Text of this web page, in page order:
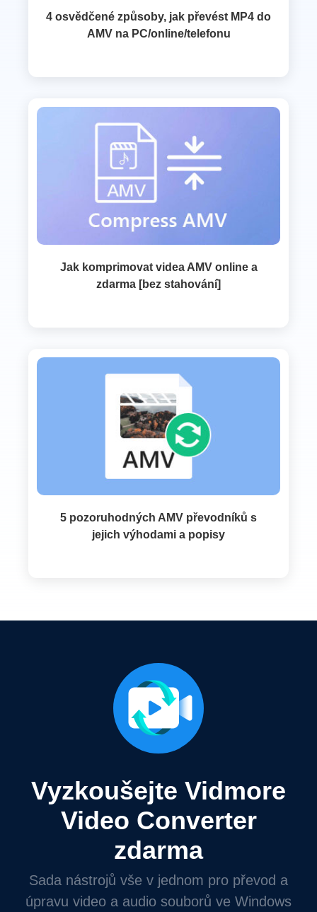
4 osvědčené způsoby, jak převést MP4 do
AMV na PC/online/telefonu
Jak komprimovat videa AMV online a
zdarma [bez stahování]
5 pozoruhodných AMV převodníků s
jejich výhodami a popisy
Vyzkoušejte Vidmore
Video Converter
zdarma
Sada nástrojů vše v jednom pro převod a
úpravu video a audio souborů ve Windows